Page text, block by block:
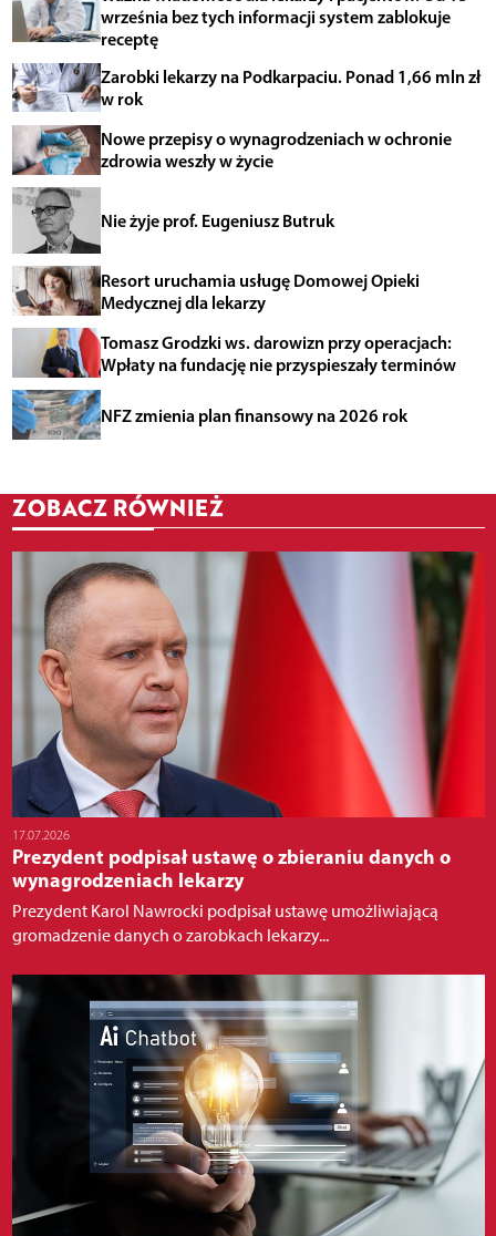
września bez tych informacji system zablokuje
receptę
Zarobki lekarzy na Podkarpaciu. Ponad 1,66 mln zł
w rok
Nowe przepisy o wynagrodzeniach w ochronie
zdrowia weszły w życie
Nie żyje prof. Eugeniusz Butruk
Resort uruchamia usługę Domowej Opieki
Medycznej dla lekarzy
Tomasz Grodzki ws. darowizn przy operacjach:
Wpłaty na fundację nie przyspieszały terminów
NFZ zmienia plan finansowy na 2026 rok
ZOBACZ RÓWNIEŻ
17.07.2026
Prezydent podpisał ustawę o zbieraniu danych o
wynagrodzeniach lekarzy
Prezydent Karol Nawrocki podpisał ustawę umożliwiającą
gromadzenie danych o zarobkach lekarzy...